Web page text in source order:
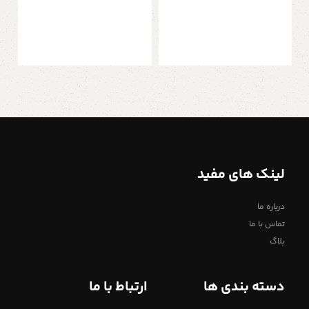
لینک های مفید
درباره ما
تماس با ما
بلاگ
دسته بندی ها ارتباط با ما